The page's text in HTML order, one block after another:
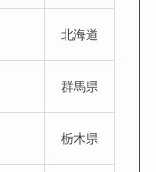
北海道
群馬県
栃木県